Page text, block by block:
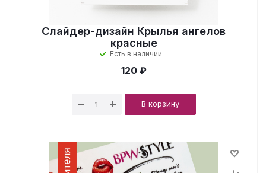
Слайдер-дизайн Крылья ангелов
красные
Есть в наличии
120 ₽
В корзину